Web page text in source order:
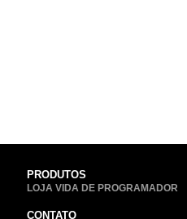
PRODUTOS
LOJA VIDA DE PROGRAMADOR
CONTATO